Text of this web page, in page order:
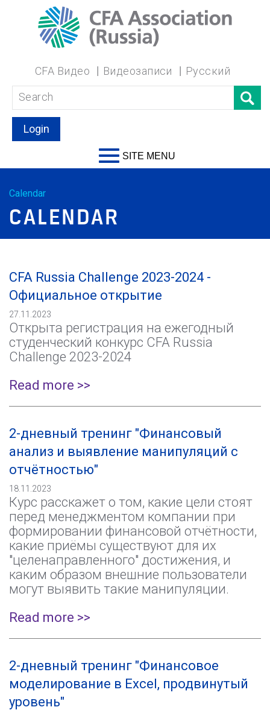
CFA Видео Видеозаписи Русский
Login
SITE MENU
Calendar
CALENDAR
CFA Russia Challenge 2023-2024 -
Официальное открытие
27.11.2023
Открыта регистрация на ежегодный
студенческий конкурс CFA Russia
Challenge 2023-2024
Read more >>
2-дневный тренинг "Финансовый
анализ и выявление манипуляций с
отчётностью"
18.11.2023
Курс расскажет о том, какие цели стоят
перед менеджментом компании при
формировании финансовой отчётности,
какие приёмы существуют для их
"целенаправленного" достижения, и
каким образом внешние пользователи
могут выявить такие манипуляции.
Read more >>
2-дневный тренинг "Финансовое
моделирование в Excel, продвинутый
уровень"